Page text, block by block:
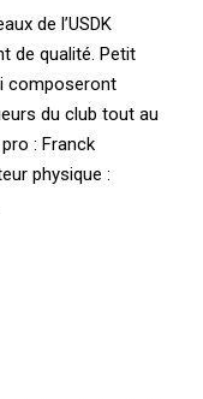
de l’USDK
de qualité. Petit
composeront
du club tout au
: Franck
physique :